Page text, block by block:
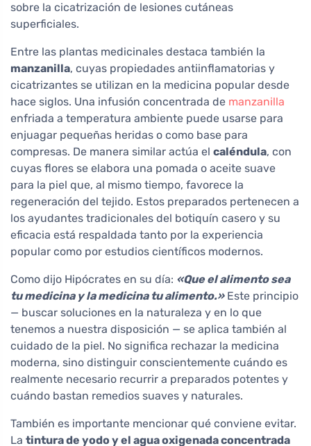
sobre la cicatrización de lesiones cutáneas
superficiales.
Entre las plantas medicinales destaca también la
manzanilla, cuyas propiedades antiinflamatorias y
cicatrizantes se utilizan en la medicina popular desde
hace siglos. Una infusión concentrada de manzanilla
enfriada a temperatura ambiente puede usarse para
enjuagar pequeñas heridas o como base para
compresas. De manera similar actúa el caléndula, con
cuyas flores se elabora una pomada o aceite suave
para la piel que, al mismo tiempo, favorece la
regeneración del tejido. Estos preparados pertenecen a
los ayudantes tradicionales del botiquín casero y su
eficacia está respaldada tanto por la experiencia
popular como por estudios científicos modernos.
Como dijo Hipócrates en su día: «Que el alimento sea
tu medicina y la medicina tu alimento.»Este principio
— buscar soluciones en la naturaleza y en lo que
tenemos a nuestra disposición — se aplica también al
cuidado de la piel. No significa rechazar la medicina
moderna, sino distinguir conscientemente cuándo es
realmente necesario recurrir a preparados potentes y
cuándo bastan remedios suaves y naturales.
También es importante mencionar qué conviene evitar.
La tintura de yodo y el agua oxigenada concentrada